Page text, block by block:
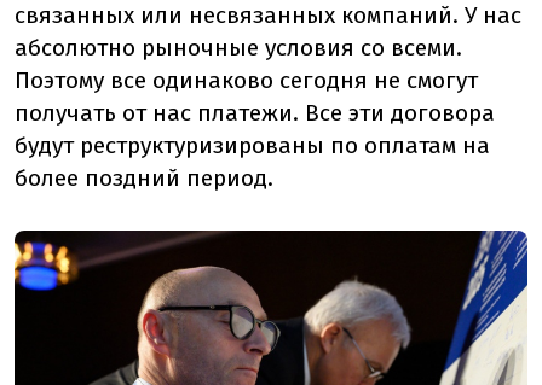
связанных или несвязанных компаний. У нас
абсолютно рыночные условия со всеми.
Поэтому все одинаково сегодня не смогут
получать от нас платежи. Все эти договора
будут реструктуризированы по оплатам на
более поздний период.